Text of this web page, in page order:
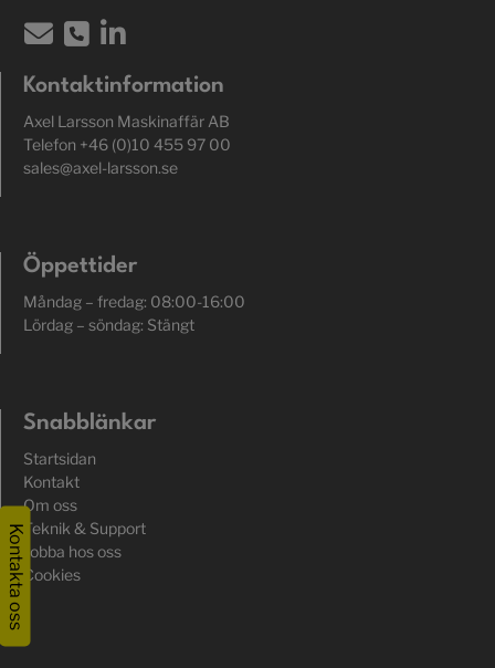
Kontaktinformation
Axel Larsson Maskinaffär AB
Telefon +46 (0)10 455 97 00
sales@axel-larsson.se
Öppettider
Måndag – fredag: 08:00-16:00
Lördag – söndag: Stängt
Snabblänkar
Startsidan
Kontakt
Om oss
Teknik & Support
Jobba hos oss
Cookies
Kontakta oss